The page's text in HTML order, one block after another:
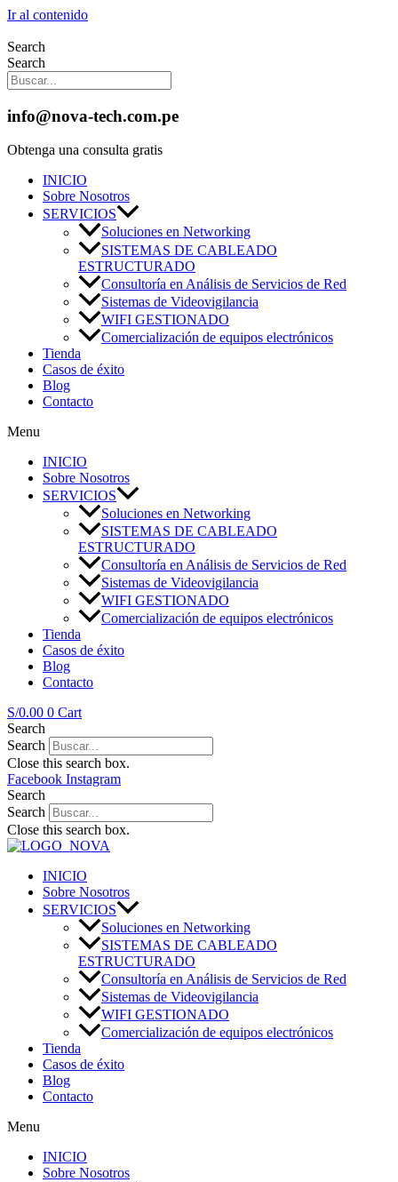
Ir al contenido
Search
Search
info@nova-tech.com.pe
Obtenga una consulta gratis
INICIO
Sobre Nosotros
SERVICIOS
Soluciones en Networking
SISTEMAS DE CABLEADO
ESTRUCTURADO
Consultoría en Análisis de Servicios de Red
Sistemas de Videovigilancia
WIFI GESTIONADO
Comercialización de equipos electrónicos
Tienda
Casos de éxito
Blog
Contacto
Menu
INICIO
Sobre Nosotros
SERVICIOS
Soluciones en Networking
SISTEMAS DE CABLEADO
ESTRUCTURADO
Consultoría en Análisis de Servicios de Red
Sistemas de Videovigilancia
WIFI GESTIONADO
Comercialización de equipos electrónicos
Tienda
Casos de éxito
Blog
Contacto
S/0.00 0 Cart
Search
Search
Close this search box.
Facebook Instagram
Search
Search
Close this search box.
INICIO
Sobre Nosotros
SERVICIOS
Soluciones en Networking
SISTEMAS DE CABLEADO
ESTRUCTURADO
Consultoría en Análisis de Servicios de Red
Sistemas de Videovigilancia
WIFI GESTIONADO
Comercialización de equipos electrónicos
Tienda
Casos de éxito
Blog
Contacto
Menu
INICIO
Sobre Nosotros